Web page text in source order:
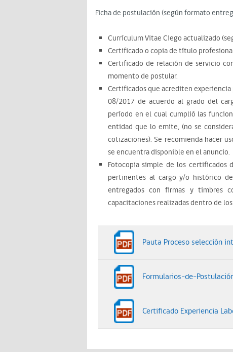
Ficha de postulación (según formato
Currículum Vitae Ciego actualizado
Certificado o copia de título
Certificado de relación de servicio
momento de postular.
Certificados que acrediten
08/2017 de acuerdo al grado del
período en el cual cumplió las
entidad que lo emite, (no se
cotizaciones). Se recomienda hacer
se encuentra disponible en el anuncio.
Fotocopia simple de los certificados
pertinentes al cargo y/o histórico
entregados con firmas y timbres
capacitaciones realizadas dentro de
Pauta Proceso selección
Formularios-de-
Certificado Experiencia